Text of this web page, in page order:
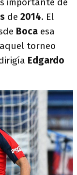
importante de
de 2014. El
Boca esa
torneo
Edgardo